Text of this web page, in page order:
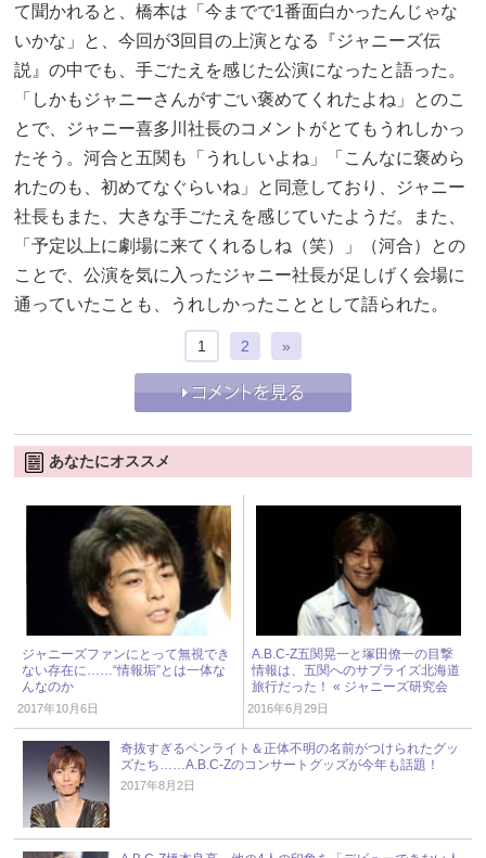
て聞かれると、橋本は「今までで1番面白かったんじゃな
いかな」と、今回が3回目の上演となる『ジャニーズ伝
説』の中でも、手ごたえを感じた公演になったと語った。
「しかもジャニーさんがすごい褒めてくれたよね」とのこ
とで、ジャニー喜多川社長のコメントがとてもうれしかっ
たそう。河合と五関も「うれしいよね」「こんなに褒めら
れたのも、初めてなぐらいね」と同意しており、ジャニー
社長もまた、大きな手ごたえを感じていたようだ。また、
「予定以上に劇場に来てくれるしね（笑）」（河合）との
ことで、公演を気に入ったジャニー社長が足しげく会場に
通っていたことも、うれしかったこととして語られた。
1 2 »
あなたにオススメ
ジャニーズファンにとって無視でき
ない存在に……“情報垢”とは一体な
んなのか
2017年10月6日
A.B.C-Z五関晃一と塚田僚一の目撃
情報は、五関へのサプライズ北海道
旅行だった！ « ジャニーズ研究会
2016年6月29日
奇抜すぎるペンライト＆正体不明の名前がつけられたグッ
ズたち……A.B.C-Zのコンサートグッズが今年も話題！
2017年8月2日